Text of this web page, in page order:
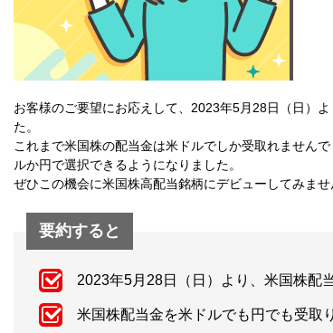
お客様のご要望にお応えして、2023年5月28日（日）
た。
これまで米国株の配当金は米ドルでしか受取れません
ルか円で選択できるようになりました。
ぜひこの機会に米国株高配当銘柄にデビューしてみませ
要約すると
2023年5月28日（日）より、米国株配
米国株配当金を米ドルでも円でも受取